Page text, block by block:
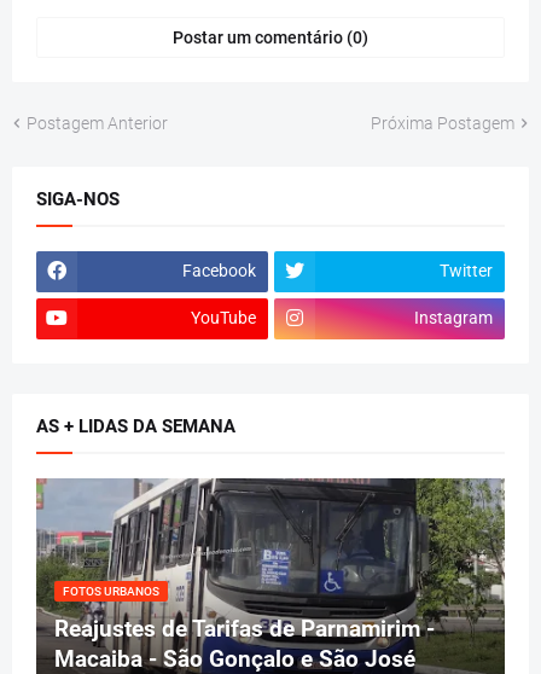
Postar um comentário (0)
Postagem Anterior Próxima Postagem
SIGA-NOS
Facebook Twitter
YouTube Instagram
AS + LIDAS DA SEMANA
FOTOS URBANOS
Reajustes de Tarifas de Parnamirim -
Macaiba - São Gonçalo e São José